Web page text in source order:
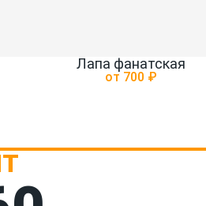
Лапа фанатская
от 700 ₽